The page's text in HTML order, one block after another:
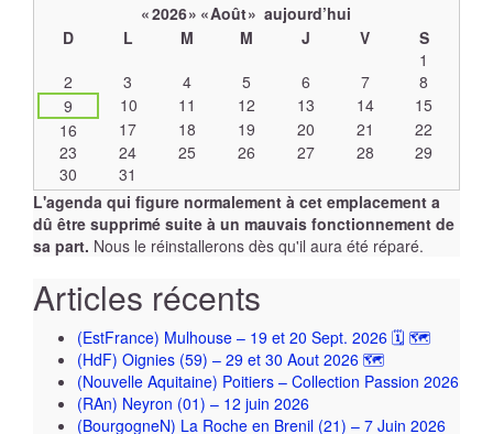
calendrier
d’évènements
«2026» «Août» aujourd’hui
D
L M M J V
S
1
2
3 4 5 6 7
8
9
10 11 12 13 14
15
16
17 18 19 20 21
22
23
24 25 26 27 28
29
30
31
L'agenda qui figure normalement à cet emplacement a
dû être supprimé suite à un mauvais fonctionnement de
sa part. Nous le réinstallerons dès qu'il aura été réparé.
Articles récents
(EstFrance) Mulhouse – 19 et 20 Sept. 2026 🗓 🗺
(HdF) Oignies (59) – 29 et 30 Aout 2026 🗺
(Nouvelle Aquitaine) Poitiers – Collection Passion 2026
(RAn) Neyron (01) – 12 juin 2026
(BourgogneN) La Roche en Brenil (21) – 7 Juin 2026